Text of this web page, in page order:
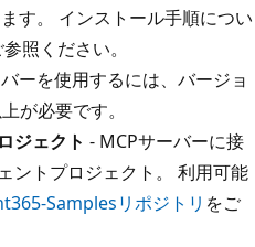
す。 インストール手順につい
照ください。
ーを使用するには、バージョ
が必要です。
ジェクト - MCPサーバーに接
ントプロジェクト。 利用可能
Samplesリポジトリ をご